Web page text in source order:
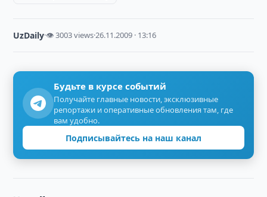
UzDaily·👁 3003 views·26.11.2009 · 13:16
Будьте в курсе событий
Получайте главные новости, эксклюзивные
репортажи и оперативные обновления там, где
вам удобно.
Подписывайтесь на наш канал